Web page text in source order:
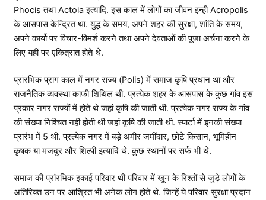
Phocis तथा Actoia इत्यादि. इस काल में लोगों का जीवन इन्ही Acropolis
के आसपास केन्द्रित था. युद्ध के समय, अपने शहर की सुरक्षा, शांति के समय,
अपने कार्यो पर विचार-विमर्श करने तथा अपने देवताओं की पूजा अर्चना करने के
लिए यहीं पर एकित्रात होते थे.
प्रांरभिक प्राग काल में नगर राज्य (Polis) में समाज कृषि प्रधान था और
राजनैतिक व्यवस्था काफी शिथिल थी. प्रत्येक शहर के आसपास के कुछ गांव इस
प्रकार नगर राज्यों में होते थे जहां कृषि की जाती थी. प्रत्येक नगर राज्य के गांव
की संख्या निश्चित नही होती थी जहां कृषि की जाती थी. स्पार्टा में इनकी संख्या
प्रारंभ में 5 थी. प्रत्येक नगर में बड़े अमीर जमींदार, छोटे किसान, भूमिहीन
कृषक या मजदूर और शिल्पी इत्यादि थे. कुछ स्थानों पर सर्फ भी थे.
समाज की प्रांरभिक इकाई परिवार थी परिवार में खून के रिश्तों से जुड़े लोगों के
अतिरिक्त उन पर आश्रित भी अनेक लोग होते थे. जिन्हें ये परिवार सुरक्षा प्रदान